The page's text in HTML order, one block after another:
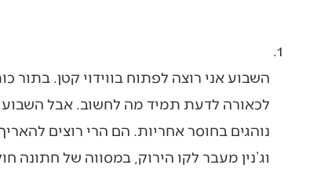
השבוע אני רוצה לפתוח בווידוי קטן. בתור
לכאורה לדעת תמיד מה לחשוב. אבל השבוע
נוהגים בחוסר אחריות. הם הרי רוצים
וג’נין מעבר לקו הירוק, במסווה של חתונה